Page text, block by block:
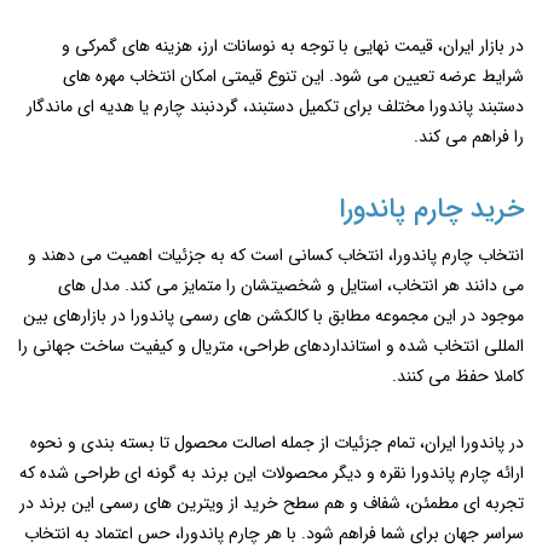
در بازار ایران، قیمت نهایی با توجه به نوسانات ارز، هزینه‌ های گمرکی و
شرایط عرضه تعیین می ‌شود. این تنوع قیمتی امکان انتخاب مهره های
دستبند پاندورا مختلف برای تکمیل دستبند، گردنبند چارم یا هدیه ‌ای ماندگار
را فراهم می‌ کند.
خرید چارم پاندورا
انتخاب چارم پاندورا، انتخاب کسانی است که به جزئیات اهمیت می‌ دهند و
می ‌دانند هر انتخاب، استایل و شخصیتشان را متمایز می‌ کند. مدل‌ های
موجود در این مجموعه مطابق با کالکشن‌ های رسمی پاندورا در بازارهای بین
‌المللی انتخاب شده و استانداردهای طراحی، متریال و کیفیت ساخت جهانی را
کاملا حفظ می‌ کنند.
در پاندورا ایران، تمام جزئیات از جمله اصالت محصول تا بسته‌ بندی و نحوه
ارائه چارم پاندورا نقره و دیگر محصولات این برند به گونه‌ ای طراحی شده که
تجربه ‌ای مطمئن، شفاف و هم‌ سطح خرید از ویترین ‌های رسمی این برند در
سراسر جهان برای شما فراهم شود. با هر چارم پاندورا، حس اعتماد به انتخاب